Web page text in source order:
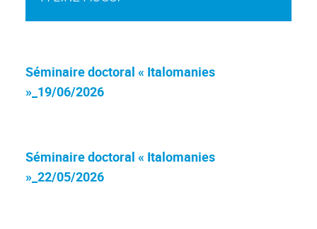
Séminaire doctoral « Italomanies
»_19/06/2026
Séminaire doctoral « Italomanies
»_22/05/2026